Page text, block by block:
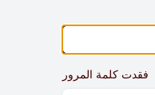
فقدت كلمة المرور